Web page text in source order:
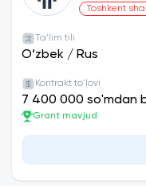
Toshkent
Ta'lim tili
O‘zbek / Rus
Kontrakt to'lovi
7 400 000 so'mdan
Grant mavjud